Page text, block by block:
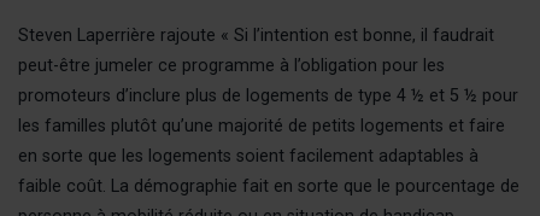
Steven Laperrière rajoute « Si l’intention est bonne, il faudrait
peut-être jumeler ce programme à l’obligation pour les
promoteurs d’inclure plus de logements de type 4 ½ et 5 ½ pour
les familles plutôt qu’une majorité de petits logements et faire
en sorte que les logements soient facilement adaptables à
faible coût. La démographie fait en sorte que le pourcentage de